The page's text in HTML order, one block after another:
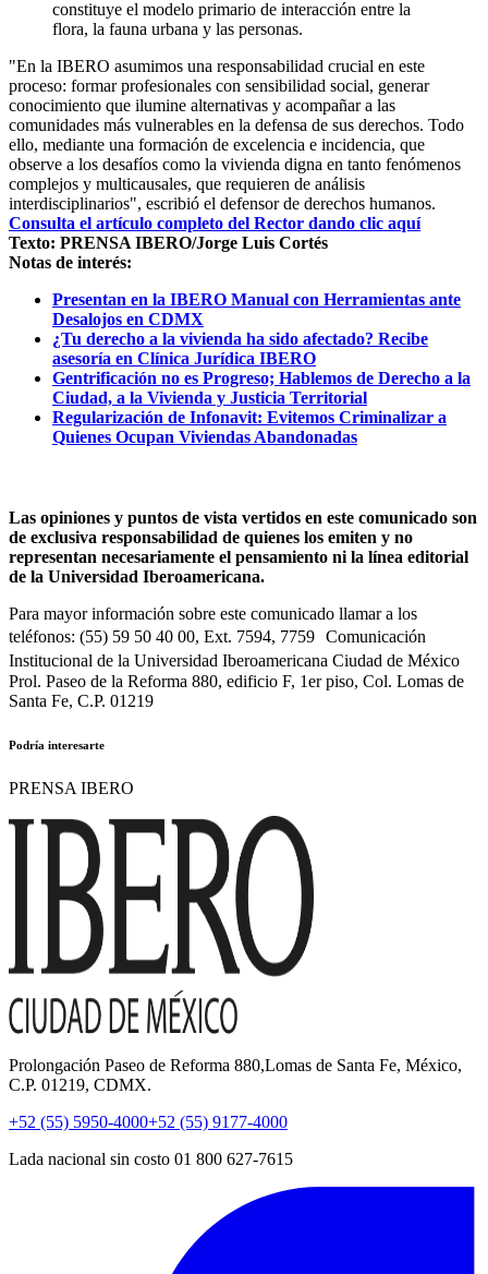
constituye el modelo primario de interacción entre la
flora, la fauna urbana y las personas.
"En la IBERO asumimos una responsabilidad crucial en este
proceso: formar profesionales con sensibilidad social, generar
conocimiento que ilumine alternativas y acompañar a las
comunidades más vulnerables en la defensa de sus derechos. Todo
ello, mediante una formación de excelencia e incidencia, que
observe a los desafíos como la vivienda digna en tanto fenómenos
complejos y multicausales, que requieren de análisis
interdisciplinarios", escribió el defensor de derechos humanos.
Consulta el artículo completo del Rector dando clic aquí
Texto: PRENSA IBERO/Jorge Luis Cortés
Notas de interés:
Presentan en la IBERO Manual con Herramientas ante
Desalojos en CDMX
¿Tu derecho a la vivienda ha sido afectado? Recibe
asesoría en Clínica Jurídica IBERO
Gentrificación no es Progreso; Hablemos de Derecho a la
Ciudad, a la Vivienda y Justicia Territorial
Regularización de Infonavit: Evitemos Criminalizar a
Quienes Ocupan Viviendas Abandonadas
Las opiniones y puntos de vista vertidos en este comunicado son
de exclusiva responsabilidad de quienes los emiten y no
representan necesariamente el pensamiento ni la línea editorial
de la Universidad Iberoamericana.
Para mayor información sobre este comunicado llamar a los
teléfonos: (55) 59 50 40 00, Ext. 7594, 7759 Comunicación
Institucional de la Universidad Iberoamericana Ciudad de México
Prol. Paseo de la Reforma 880, edificio F, 1er piso, Col. Lomas de
Santa Fe, C.P. 01219
Podría interesarte
PRENSA IBERO
Prolongación Paseo de Reforma 880,Lomas de Santa Fe, México,
C.P. 01219, CDMX.
+52 (55) 5950-4000+52 (55) 9177-4000
Lada nacional sin costo 01 800 627-7615